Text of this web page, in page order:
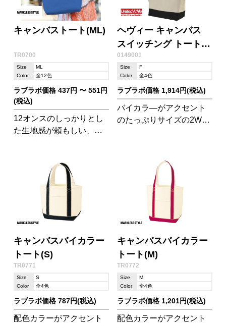
キャンバストート(ML)
TR0700
Size
ML
Color
全12色
ラブラボ価格 437円 〜 551円
(税込)
12オンスのしっかりとし
た生地感が頼もしい、小
ズのトートバッグです。
カラー展開が豊富なのが
ヘヴィー キャンバス
スイッチング トートバ
ッグ
0149001
Size
F
Color
全4色
ラブラボ価格 1,914円(税込)
バイカラ―がアクセント
のたっぷりサイズの2WAY
キャンバスバイカラー
トート(S)
TR0771
Size
S
Color
全4色
ラブラボ価格 787円(税込)
配色カラーがアクセント
キャンバスバイカラー
トート(M)
TR0772
Size
M
Color
全4色
ラブラボ価格 1,201円(税込)
配色カラーがアクセント